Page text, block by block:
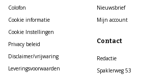
Colofon
Cookie informatie
Cookie Instellingen
Privacy beleid
Disclaimer/vrijwaring
Leveringsvoorwaarden
Nieuwsbrief
Mijn account
Contact
Redactie
Spaklerweg 53